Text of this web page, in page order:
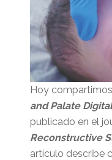
Hoy
and Palate
publicado en el
Reconstructive
artículo describe